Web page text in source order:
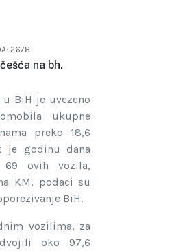
2678
na bh.
BiH je uvezeno
ukupne
preko 18,6
je godinu dana
ovih vozila,
KM, podaci su
BiH.
vozilima, za
oko 97,6